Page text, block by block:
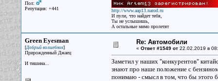
Пол:
Репутация: +441
http://www.aap13.narod.ru
И пули, что найдет тебя,
Ты не услышишь,
А остальные мимо пролетят
Green Eyesman
[Добрый волшебник]
Прирожденный Джаец
И тишина...
Re: Автомобили
« Ответ #1549 от22.02.2019 в
Заметил у наших "конкурентов"
знают про наше положение с
понимаю - смысл в том, что бы этого